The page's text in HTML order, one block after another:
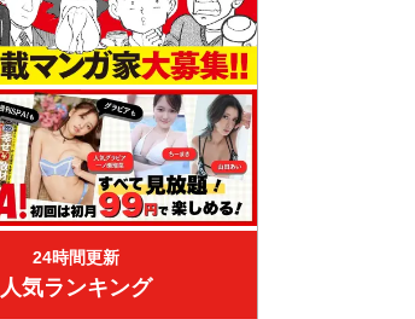
24時間更新
人気ランキング